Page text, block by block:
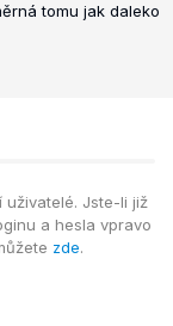
tomu jak daleko
uživatelé. Jste-li již
a hesla vpravo
zde.